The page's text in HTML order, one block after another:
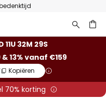
11U 32M 28S
13% vanaf €159
Kopiëren
70% korting